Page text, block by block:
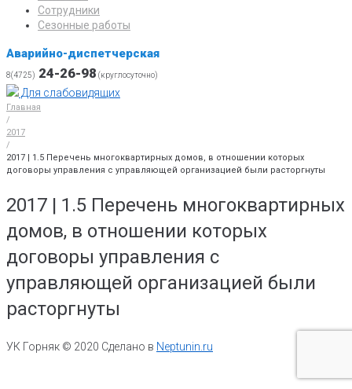
Сотрудники
Сезонные работы
Аварийно-диспетчерская
8(4725) 24-26-98 (круглосуточно)
Для слабовидящих
Главная
/
2017
/
2017 | 1.5 Перечень многоквартирных домов, в отношении которых
договоры управления с управляющей организацией были расторгнуты
2017 | 1.5 Перечень многоквартирных
домов, в отношении которых
договоры управления с
управляющей организацией были
расторгнуты
УК Горняк © 2020 Сделано в Neptunin.ru